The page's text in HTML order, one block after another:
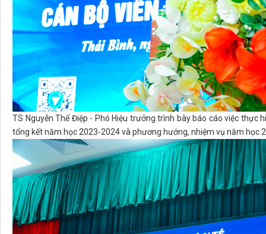
TS Nguyễn Thế Điệp - Phó Hiệu trưởng trình bày báo cáo việc thực
tổng kết năm học 2023-2024 và phương hướng, nhiệm vụ năm học